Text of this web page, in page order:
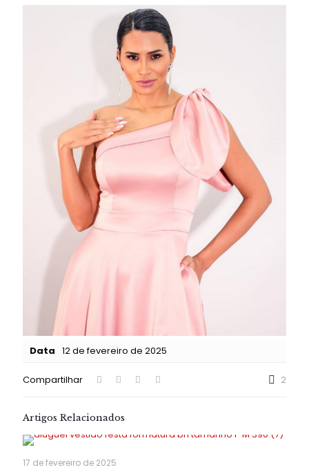
Data 12 de fevereiro de 2025
Compartilhar 2
Artigos Relacionados
17 de fevereiro de 2025